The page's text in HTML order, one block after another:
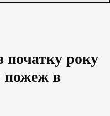
початку року
пожеж в